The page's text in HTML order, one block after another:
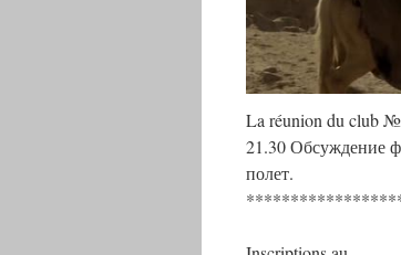
La réunion du club
21.30 Обсуждение
полет.